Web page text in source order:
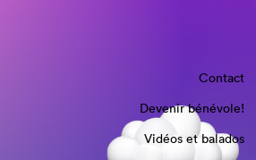
Contact
Devenir bénévole!
Vidéos et balados